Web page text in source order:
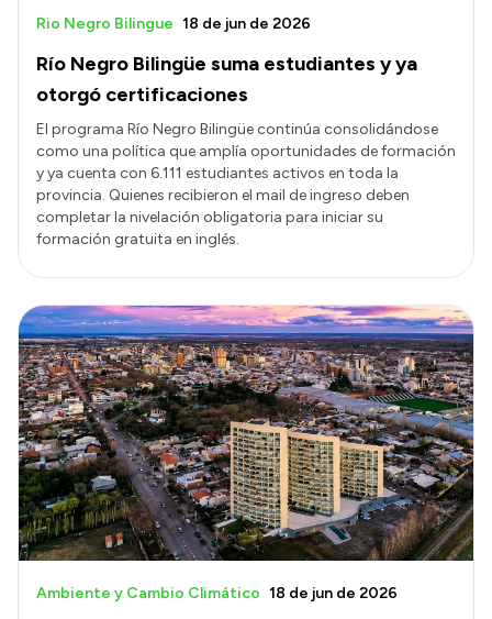
Río Negro Bilingüe suma estudiantes y ya
otorgó certificaciones
Rio Negro Bilingue 18 de jun de 2026
El programa Río Negro Bilingüe continúa consolidándose
como una política que amplía oportunidades de formación
y ya cuenta con 6.111 estudiantes activos en toda la
provincia. Quienes recibieron el mail de ingreso deben
completar la nivelación obligatoria para iniciar su
formación gratuita en inglés.
Ambiente y Cambio Climático 18 de jun de 2026